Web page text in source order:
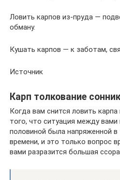
Ловить карпов из-пруда —
обману.
Кушать карпов — к заботам,
Источник
Карп толкование
Когда вам снится ловить
того, что ситуация между вами
половиной была напряженной в
времени, и это только вопрос
вами разразится большая